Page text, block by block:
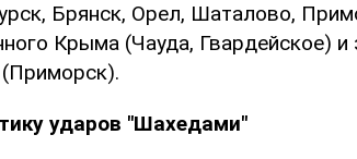
Брянск, Орел, Шаталово,
Крыма (Чауда, Гвардейское) и
ударов "Шахедами"